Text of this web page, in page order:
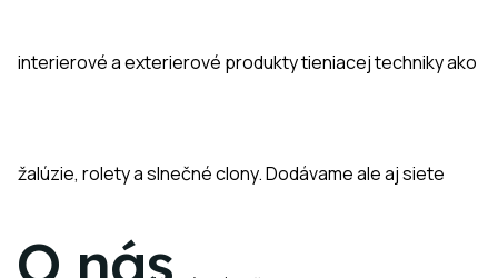
interierové a exterierové produkty tieniacej techniky ako
žalúzie, rolety a slnečné clony. Dodávame ale aj siete
O nás